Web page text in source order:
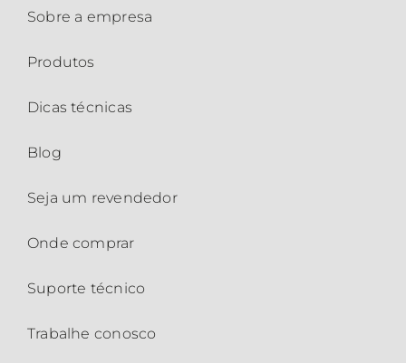
Sobre a empresa
Produtos
Dicas técnicas
Blog
Seja um revendedor
Onde comprar
Suporte técnico
Trabalhe conosco